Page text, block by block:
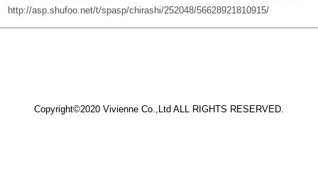
http://asp.shufoo.net/t/spasp/chirashi/252048/56628921810915/
Copyright©2020 Vivienne Co.,Ltd ALL RIGHTS RESERVED.